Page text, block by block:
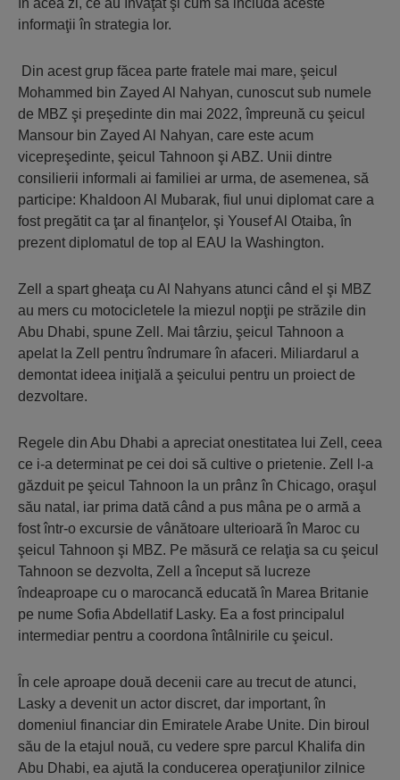
informaţii în strategia lor.
Din acest grup făcea parte fratele mai mare, şeicul
Mohammed bin Zayed Al Nahyan, cunoscut sub numele
de MBZ şi preşedinte din mai 2022, împreună cu şeicul
Mansour bin Zayed Al Nahyan, care este acum
vicepreşedinte, şeicul Tahnoon şi ABZ. Unii dintre
consilierii informali ai familiei ar urma, de asemenea, să
participe: Khaldoon Al Mubarak, fiul unui diplomat care a
fost pregătit ca ţar al finanţelor, şi Yousef Al Otaiba, în
prezent diplomatul de top al EAU la Washington.
Zell a spart gheaţa cu Al Nahyans atunci când el şi MBZ
au mers cu motocicletele la miezul nopţii pe străzile din
Abu Dhabi, spune Zell. Mai târziu, şeicul Tahnoon a
apelat la Zell pentru îndrumare în afaceri. Miliardarul a
demontat ideea iniţială a şeicului pentru un proiect de
dezvoltare.
Regele din Abu Dhabi a apreciat onestitatea lui Zell, ceea
ce i-a determinat pe cei doi să cultive o prietenie. Zell l-a
găzduit pe şeicul Tahnoon la un prânz în Chicago, oraşul
său natal, iar prima dată când a pus mâna pe o armă a
fost într-o excursie de vânătoare ulterioară în Maroc cu
şeicul Tahnoon şi MBZ. Pe măsură ce relaţia sa cu şeicul
Tahnoon se dezvolta, Zell a început să lucreze
îndeaproape cu o marocancă educată în Marea Britanie
pe nume Sofia Abdellatif Lasky. Ea a fost principalul
intermediar pentru a coordona întâlnirile cu şeicul.
În cele aproape două decenii care au trecut de atunci,
Lasky a devenit un actor discret, dar important, în
domeniul financiar din Emiratele Arabe Unite. Din biroul
său de la etajul nouă, cu vedere spre parcul Khalifa din
Abu Dhabi, ea ajută la conducerea operaţiunilor zilnice